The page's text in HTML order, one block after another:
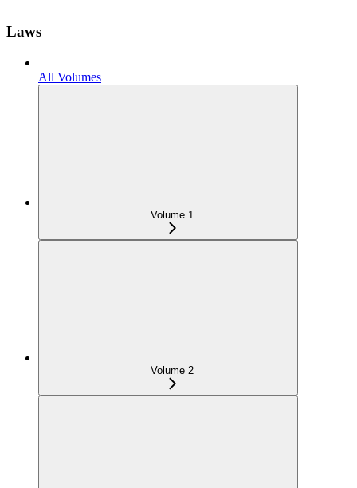
Laws
All Volumes
Volume 1
Volume 2